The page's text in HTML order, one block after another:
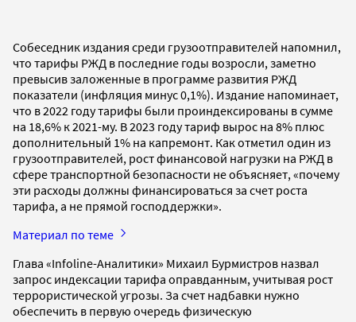
Собеседник издания среди грузоотправителей напомнил,
что тарифы РЖД в последние годы возросли, заметно
превысив заложенные в программе развития РЖД
показатели (инфляция минус 0,1%). Издание напоминает,
что в 2022 году тарифы были проиндексированы в сумме
на 18,6% к 2021-му. В 2023 году тариф вырос на 8% плюс
дополнительный 1% на капремонт. Как отметил один из
грузоотправителей, рост финансовой нагрузки на РЖД в
сфере транспортной безопасности не объясняет, «почему
эти расходы должны финансироваться за счет роста
тарифа, а не прямой господдержки».
Материал по теме
Глава «Infoline-Аналитики» Михаил Бурмистров назвал
запрос индексации тарифа оправданным, учитывая рост
террористической угрозы. За счет надбавки нужно
обеспечить в первую очередь физическую